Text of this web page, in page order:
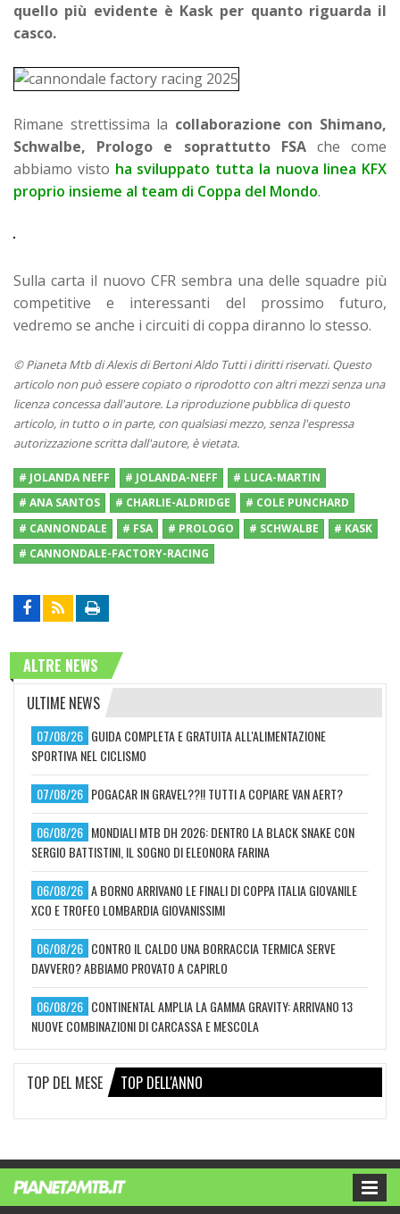
quello più evidente è Kask per quanto riguarda il
casco.
Rimane strettissima la collaborazione con Shimano,
Schwalbe, Prologo e soprattutto FSAche come
abbiamo visto ha sviluppato tutta la nuova linea KFX
proprio insieme al team di Coppa del Mondo.
Sulla carta il nuovo CFR sembra una delle squadre più
competitive e interessanti del prossimo futuro,
vedremo se anche i circuiti di coppa diranno lo stesso.
© Pianeta Mtb di Alexis di Bertoni Aldo Tutti i diritti riservati. Questo
articolo non può essere copiato o riprodotto con altri mezzi senza una
licenza concessa dall'autore. La riproduzione pubblica di questo
articolo, in tutto o in parte, con qualsiasi mezzo, senza l'espressa
autorizzazione scritta dall'autore, è vietata.
# JOLANDA NEFF # JOLANDA-NEFF
# LUCA-MARTIN
# ANA SANTOS
# CHARLIE-ALDRIDGE
# COLE PUNCHARD
# CANNONDALE
# FSA # PROLOGO # SCHWALBE
# KASK
# CANNONDALE-FACTORY-RACING
ALTRE NEWS
ULTIME NEWS
07/08/26 GUIDA COMPLETA E GRATUITA ALL'ALIMENTAZIONE
SPORTIVA NEL CICLISMO
07/08/26 POGACAR IN GRAVEL??!! TUTTI A COPIARE VAN AERT?
06/08/26 MONDIALI MTB DH 2026: DENTRO LA BLACK SNAKE CON
SERGIO BATTISTINI, IL SOGNO DI ELEONORA FARINA
06/08/26 A BORNO ARRIVANO LE FINALI DI COPPA ITALIA GIOVANILE
XCO E TROFEO LOMBARDIA GIOVANISSIMI
06/08/26 CONTRO IL CALDO UNA BORRACCIA TERMICA SERVE
DAVVERO? ABBIAMO PROVATO A CAPIRLO
06/08/26 CONTINENTAL AMPLIA LA GAMMA GRAVITY: ARRIVANO 13
NUOVE COMBINAZIONI DI CARCASSA E MESCOLA
TOP DEL MESE TOP DELL'ANNO